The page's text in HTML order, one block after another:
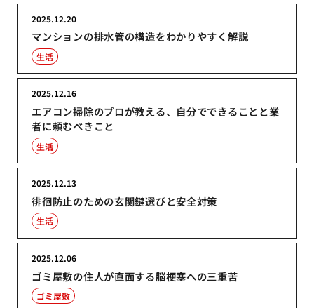
マンションの排水管の構造をわかりやすく解説
2025.12.20
生活
エアコン掃除のプロが教える、自分でできることと業
者に頼むべきこと
2025.12.16
生活
徘徊防止のための玄関鍵選びと安全対策
2025.12.13
生活
ゴミ屋敷の住人が直面する脳梗塞への三重苦
2025.12.06
ゴミ屋敷